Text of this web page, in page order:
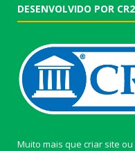
DESENVOLVIDO POR CR2
Muito mais que criar site ou